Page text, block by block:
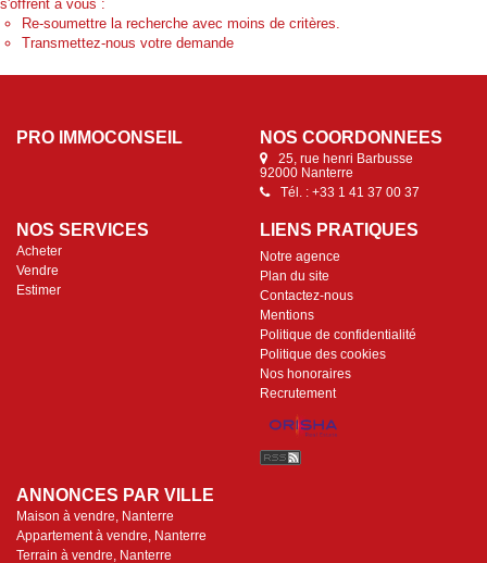
s'offrent à vous :
Re-soumettre la recherche avec moins de critères.
Transmettez-nous votre demande
PRO IMMOCONSEIL NOS COORDONNÉES
25, rue henri Barbusse
92000 Nanterre
Tél. : +33 1 41 37 00 37
NOS SERVICES
Acheter
Vendre
Estimer
LIENS PRATIQUES
Notre agence
Plan du site
Contactez-nous
Mentions
Politique de confidentialité
Politique des cookies
Nos honoraires
Recrutement
ANNONCES PAR VILLE
Maison à vendre, Nanterre
Appartement à vendre, Nanterre
Terrain à vendre, Nanterre